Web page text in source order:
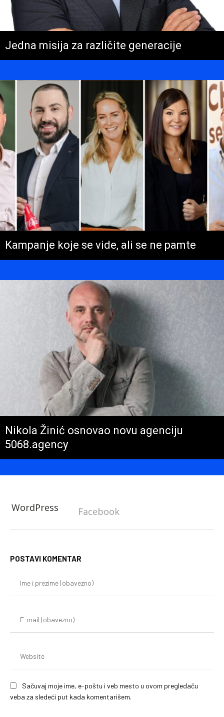
Jedna misija za različite generacije
Kampanje koje se vide, ali se ne pamte
Nikola Žinić osnovao novu agenciju
5068.agency
WordPress Facebook
POSTAVI KOMENTAR
Sačuvaj moje ime, e-poštu i veb mesto u ovom pregledaču
veba za sledeći put kada komentarišem.